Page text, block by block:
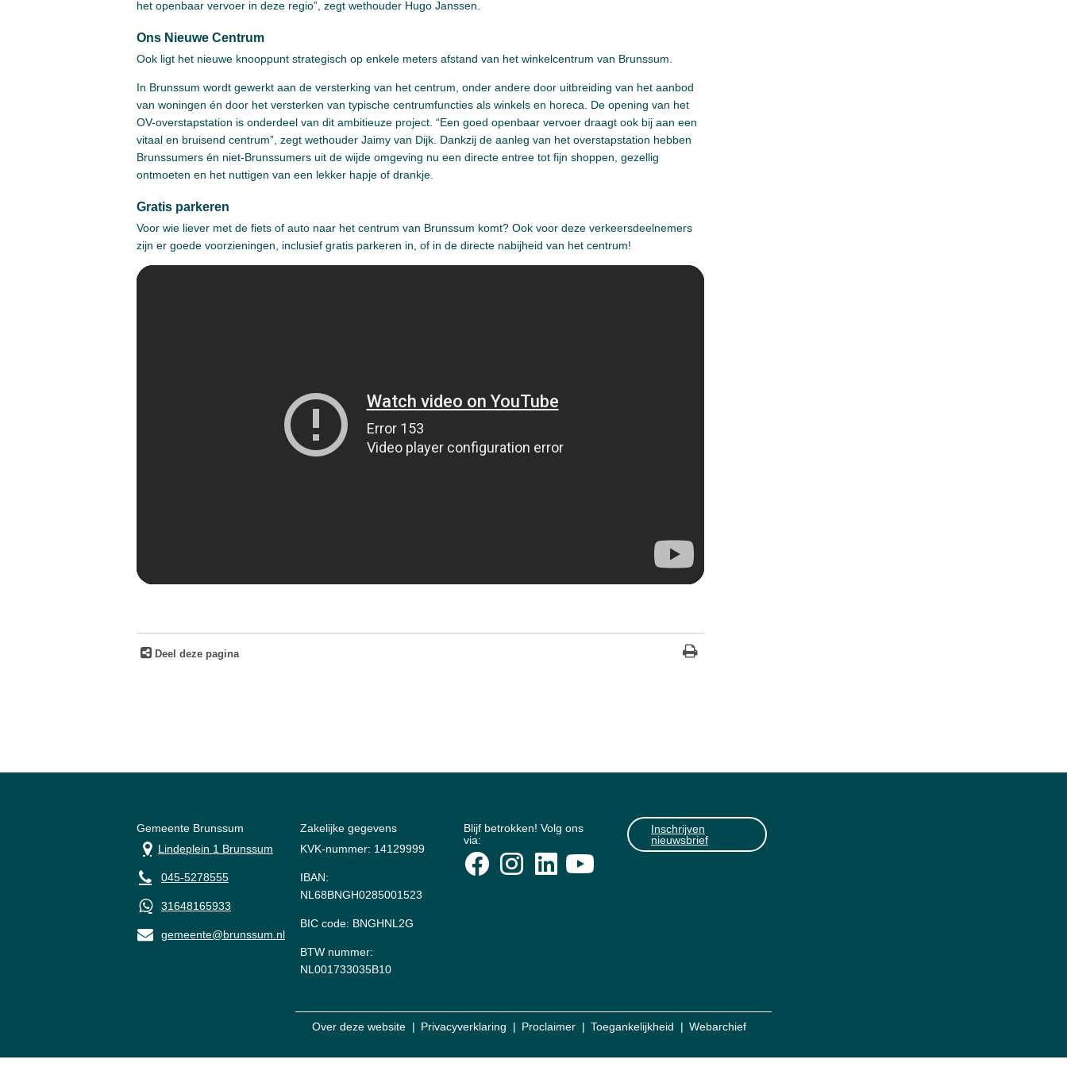
het openbaar vervoer in deze regio”, zegt wethouder Hugo Janssen.
Ons Nieuwe Centrum
Ook ligt het nieuwe knooppunt strategisch op enkele meters afstand van het winkelcentrum van Brunssum.
In Brunssum wordt gewerkt aan de versterking van het centrum, onder andere door uitbreiding van het aanbod
van woningen én door het versterken van typische centrumfuncties als winkels en horeca. De opening van het
OV-overstapstation is onderdeel van dit ambitieuze project. “Een goed openbaar vervoer draagt ook bij aan een
vitaal en bruisend centrum”, zegt wethouder Jaimy van Dijk. Dankzij de aanleg van het overstapstation hebben
Brunssumers én niet-Brunssumers uit de wijde omgeving nu een directe entree tot fijn shoppen, gezellig
ontmoeten en het nuttigen van een lekker hapje of drankje.
Gratis parkeren
Voor wie liever met de fiets of auto naar het centrum van Brunssum komt? Ook voor deze verkeersdeelnemers
zijn er goede voorzieningen, inclusief gratis parkeren in, of in de directe nabijheid van het centrum!
Deel deze pagina
Gemeente Brunssum
Lindeplein 1 Brunssum
045-5278555
31648165933
gemeente@brunssum.nl
Zakelijke gegevens
KVK-nummer: 14129999
IBAN:
NL68BNGH0285001523
BIC code: BNGHNL2G
BTW nummer:
NL001733035B10
Blijf betrokken! Volg ons
via:
Inschrijven
nieuwsbrief
Over deze website Privacyverklaring Proclaimer Toegankelijkheid Webarchief